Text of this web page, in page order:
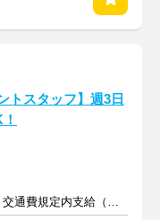
トスタッフ】週3日
時給1200円～1500円＋交通費規定内支給（条件・詳細は面接にて）